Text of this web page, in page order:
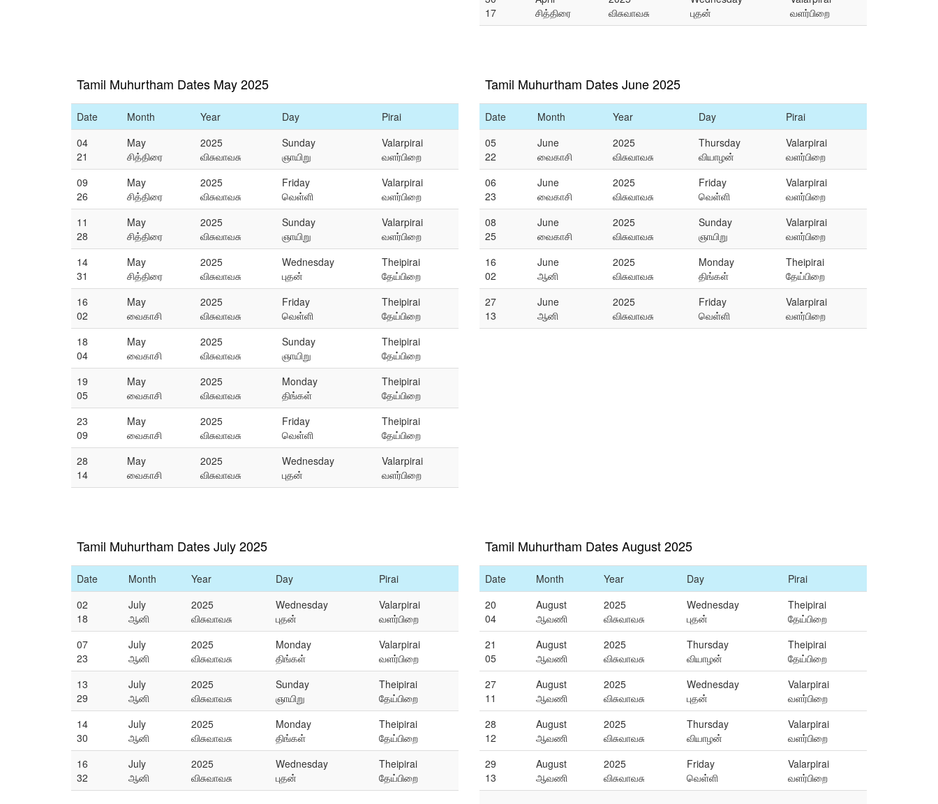
17
சித்திரை
விசுவாவசு
புதன்
வளர்பிறை
Tamil Muhurtham Dates May 2025
Date Month Year Day
Pirai
04
21
May
சித்திரை
2025
விசுவாவசு
Sunday
ஞாயிறு
Valarpirai
வளர்பிறை
09
26
May
சித்திரை
2025
விசுவாவசு
Friday
வெள்ளி
Valarpirai
வளர்பிறை
11
28
May
சித்திரை
2025
விசுவாவசு
Sunday
ஞாயிறு
Valarpirai
வளர்பிறை
14
31
May
சித்திரை
2025
விசுவாவசு
Wednesday
புதன்
Theipirai
தேய்பிறை
16
02
May
வைகாசி
2025
விசுவாவசு
Friday
வெள்ளி
Theipirai
தேய்பிறை
18
04
May
வைகாசி
2025
விசுவாவசு
Sunday
ஞாயிறு
Theipirai
தேய்பிறை
19
05
May
வைகாசி
2025
விசுவாவசு
Monday
திங்கள்
Theipirai
தேய்பிறை
23
09
May
வைகாசி
2025
விசுவாவசு
Friday
வெள்ளி
Theipirai
தேய்பிறை
28
14
May
வைகாசி
2025
விசுவாவசு
Wednesday
புதன்
Valarpirai
வளர்பிறை
Tamil Muhurtham Dates June 2025
Date Month Year Day
Pirai
05
22
June
வைகாசி
2025
விசுவாவசு
Thursday
வியாழன்
Valarpirai
வளர்பிறை
06
23
June
வைகாசி
2025
விசுவாவசு
Friday
வெள்ளி
Valarpirai
வளர்பிறை
08
25
June
வைகாசி
2025
விசுவாவசு
Sunday
ஞாயிறு
Valarpirai
வளர்பிறை
16
02
June
ஆனி
2025
விசுவாவசு
Monday
திங்கள்
Theipirai
தேய்பிறை
27
13
June
ஆனி
2025
விசுவாவசு
Friday
வெள்ளி
Valarpirai
வளர்பிறை
Tamil Muhurtham Dates July 2025
Date Month Year Day
Pirai
02
18
July
ஆனி
2025
விசுவாவசு
Wednesday
புதன்
Valarpirai
வளர்பிறை
07
23
July
ஆனி
2025
விசுவாவசு
Monday
திங்கள்
Valarpirai
வளர்பிறை
13
29
July
ஆனி
2025
விசுவாவசு
Sunday
ஞாயிறு
Theipirai
தேய்பிறை
14
30
July
ஆனி
2025
விசுவாவசு
Monday
திங்கள்
Theipirai
தேய்பிறை
16
32
July
ஆனி
2025
விசுவாவசு
Wednesday
புதன்
Theipirai
தேய்பிறை
Tamil Muhurtham Dates August 2025
Date Month Year Day
Pirai
20
04
August
ஆவணி
2025
விசுவாவசு
Wednesday
புதன்
Theipirai
தேய்பிறை
21
05
August
ஆவணி
2025
விசுவாவசு
Thursday
வியாழன்
Theipirai
தேய்பிறை
27
11
August
ஆவணி
2025
விசுவாவசு
Wednesday
புதன்
Valarpirai
வளர்பிறை
28
12
August
ஆவணி
2025
விசுவாவசு
Thursday
வியாழன்
Valarpirai
வளர்பிறை
29
13
August
ஆவணி
2025
விசுவாவசு
Friday
வெள்ளி
Valarpirai
வளர்பிறை